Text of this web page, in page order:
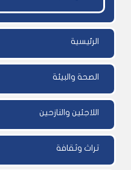
الرئيسية
الصحة والبيئة
اللاجئين والنازحين
تراث وثقافة